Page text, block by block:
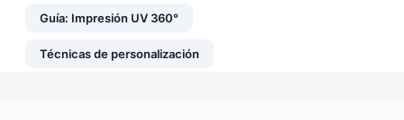
Guía: Impresión UV 360°
Técnicas de personalización